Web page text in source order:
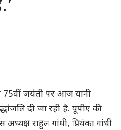
75वीं जयंती पर आज यानी
दी जा रही है. यूपीए की
अध्यक्ष राहुल गांधी, प्रियंका गांधी